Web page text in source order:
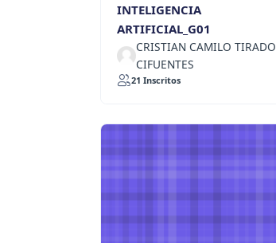
INTELIGENCIA
ARTIFICIAL_G01
CRISTIAN CAMILO TIRADO
CIFUENTES
21 Inscritos